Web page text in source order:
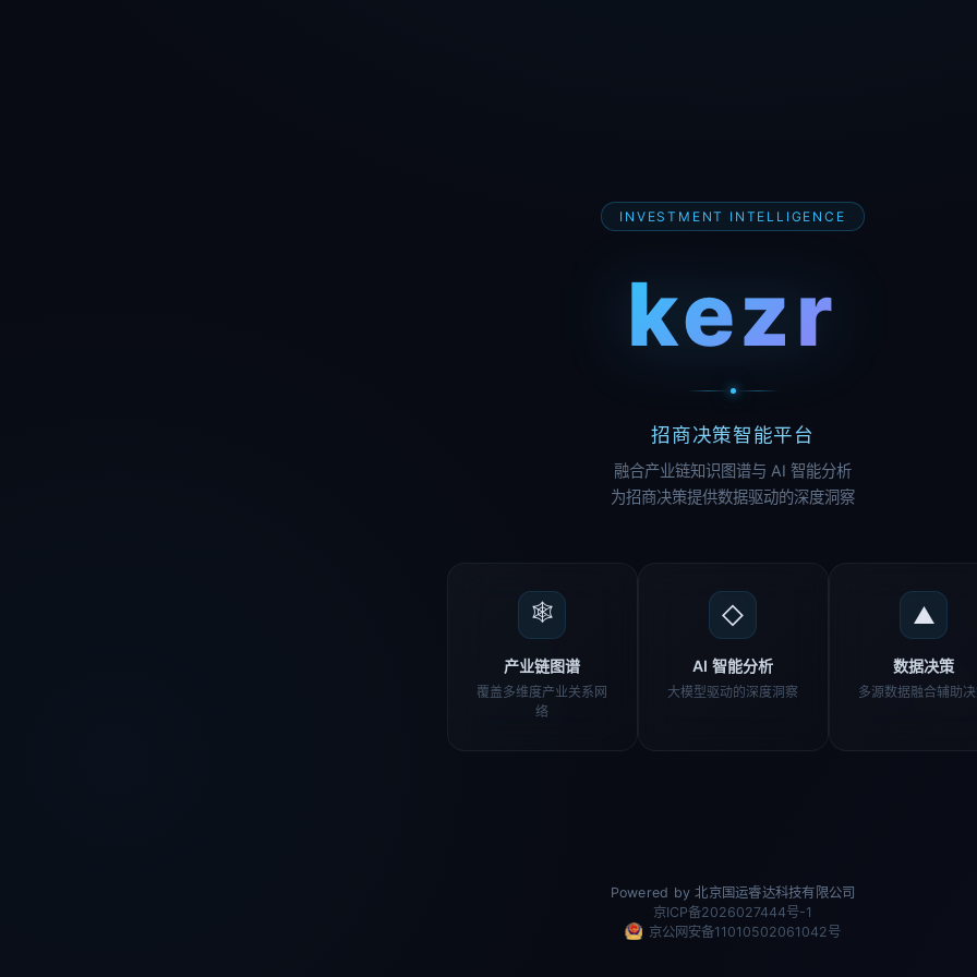
INVESTMENT INTELLIGENCE
kezr
招商决策智能平台
融合产业链知识图谱与 AI 智能分析
为招商决策提供数据驱动的深度洞察
🕸
产业链图谱
覆盖多维度产业关系网
络
◇
AI 智能分析
大模型驱动的深度洞察
▲
数据决策
多源数据融合辅助
Powered by 北京国运睿达科技有限公司
京ICP备2026027444号-1
京公网安备11010502061042号